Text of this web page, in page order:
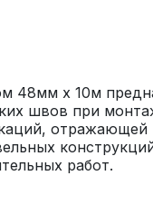
48мм х 10м
швов при
отражающей
работ.